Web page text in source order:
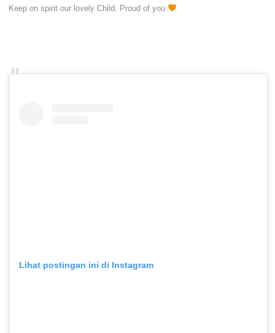
Keep on spirit our lovely Child. Proud of you
Lihat postingan ini di Instagram